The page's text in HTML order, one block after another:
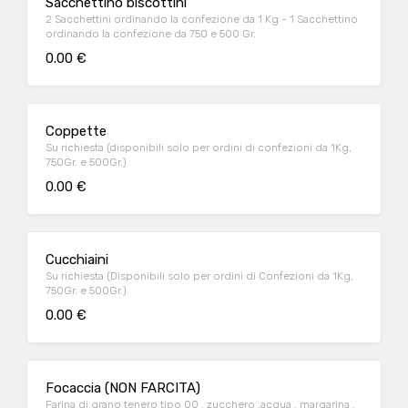
2 Sacchettini ordinando la confezione da 1 Kg - 1 Sacchettino
ordinando la confezione da 750 e 500 Gr.
0.00 €
Coppette
Su richiesta (disponibili solo per ordini di confezioni da 1Kg,
750Gr. e 500Gr.)
0.00 €
Cucchiaini
Su richiesta (Disponibili solo per ordini di Confezioni da 1Kg,
750Gr. e 500Gr.)
0.00 €
Focaccia (NON FARCITA)
Farina di grano tenero tipo 00 , zucchero ,acqua , margarina ,